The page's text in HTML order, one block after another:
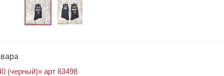
(черный)» арт 83498